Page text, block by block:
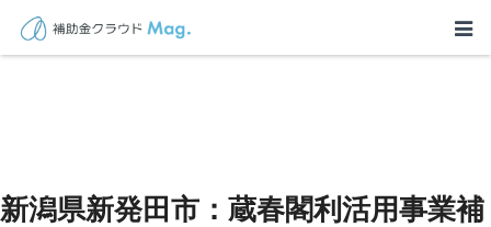
新潟県新発田市：蔵春閣利活用事業補